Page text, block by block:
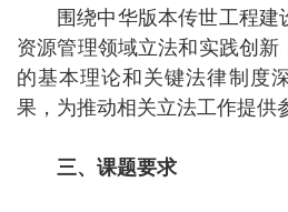
围绕中华版本传世工程建
资源管理领域立法和实践创新
的基本理论和关键法律制度
果，为推动相关立法工作提供
三、课题要求